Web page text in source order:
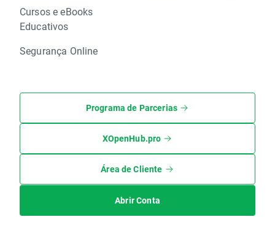
Cursos e eBooks
Educativos
Segurança Online
Programa de Parcerias
XOpenHub.pro
Área de Cliente
Abrir Conta